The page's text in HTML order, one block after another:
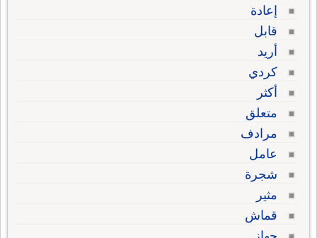
إعادة
قابل
أريد
كردي
أكثر
متعلق
مرادف
عامل
شجرة
مثير
قماش